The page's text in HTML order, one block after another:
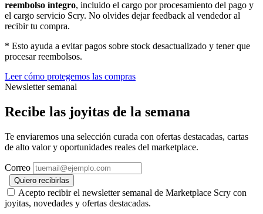
reembolso íntegro, incluido el cargo por procesamiento del pago y
el cargo servicio Scry. No olvides dejar feedback al vendedor al
recibir tu compra.
* Esto ayuda a evitar pagos sobre stock desactualizado y tener que
procesar reembolsos.
Leer cómo protegemos las compras
Newsletter semanal
Recibe las joyitas de la semana
Te enviaremos una selección curada con ofertas destacadas, cartas
de alto valor y oportunidades reales del marketplace.
Correo
Quiero recibirlas
Acepto recibir el newsletter semanal de Marketplace Scry con
joyitas, novedades y ofertas destacadas.